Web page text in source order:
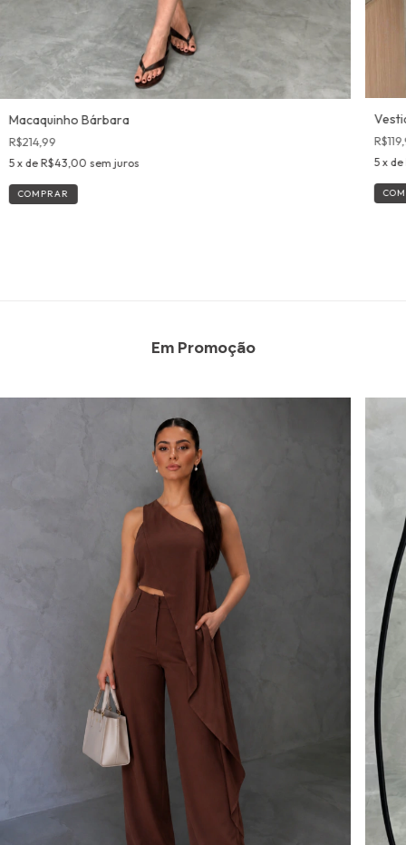
Macaquinho Bárbara
R$214,99
5 x de R$43,00 sem juros
COMPRAR
5 x de
Em Promoção